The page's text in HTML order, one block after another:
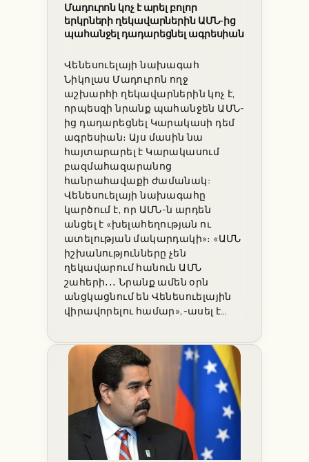
Մադուրոն կոչ է արել բոլոր
երկրների ղեկավարներին ԱՄՆ-ից
պահանջել դադարեցնել ագրեսիան
Վենեսուելայի նախագահ
Նիկոլաս Մադուրոն ողջ
աշխարհի ղեկավարներին կոչ է,
որպեսզի նրանք պահանջեն ԱՄՆ-
ից դադարեցնել Կարակասի դեմ
ագրեսիան։ Այս մասին նա
հայտարարել է Կարակասում
բազմահազարանոց
հանրահավաքի ժամանակ:
Վենեսուելայի նախագահը
կարծում է, որ ԱՄՆ-ն արդեն
անցել է «խելահեղության ու
ատելության մակարդակի»։ «ԱՄՆ
իշխանությունները չեն
ղեկավարում հանուն ԱՄՆ
շահերի․․․ Նրանք ամեն օրն
անցկացնում են Վենեսուելային
վիրավորելու համար»,-ասել է…